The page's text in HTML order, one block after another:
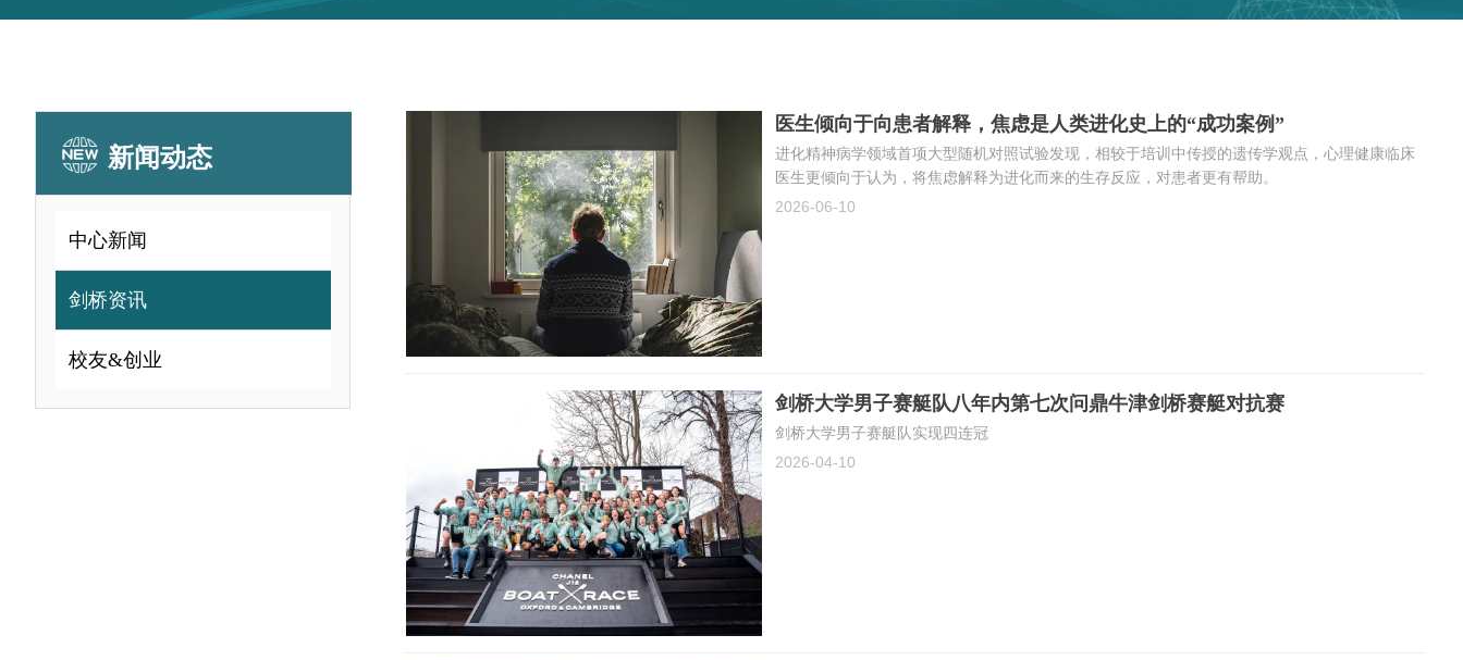
医生倾向于向患者解释，焦虑是人类进化史上的“成功案例”
进化精神病学领域首项大型随机对照试验发现，相较于培训中传授的遗传学观点，心理健康临床
医生更倾向于认为，将焦虑解释为进化而来的生存反应，对患者更有帮助。
2026-06-10
剑桥大学男子赛艇队八年内第七次问鼎牛津剑桥赛艇对抗赛
剑桥大学男子赛艇队实现四连冠
2026-04-10
新闻动态
中心新闻
剑桥资讯
校友&创业